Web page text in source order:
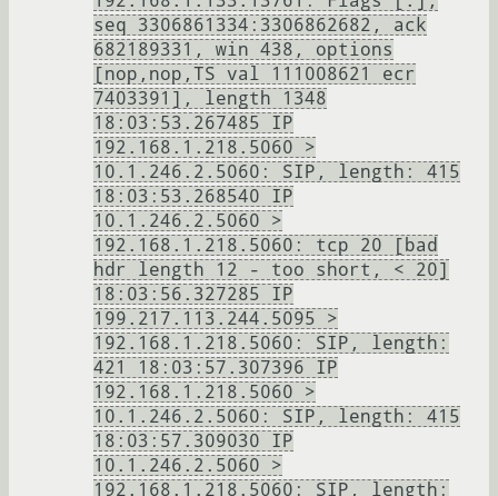
seq 3306861334:3306862682, ack
682189331, win 438, options
[nop,nop,TS val 111008621 ecr
7403391], length 1348
18:03:53.267485 IP
192.168.1.218.5060 >
10.1.246.2.5060: SIP, length: 415
18:03:53.268540 IP
10.1.246.2.5060 >
192.168.1.218.5060: tcp 20 [bad
hdr length 12 - too short, < 20]
18:03:56.327285 IP
199.217.113.244.5095 >
192.168.1.218.5060: SIP, length:
421 18:03:57.307396 IP
192.168.1.218.5060 >
10.1.246.2.5060: SIP, length: 415
18:03:57.309030 IP
10.1.246.2.5060 >
192.168.1.218.5060: SIP, length: